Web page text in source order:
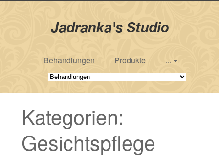
Behandlungen Produkte ...
Kategorien:
Gesichtspflege